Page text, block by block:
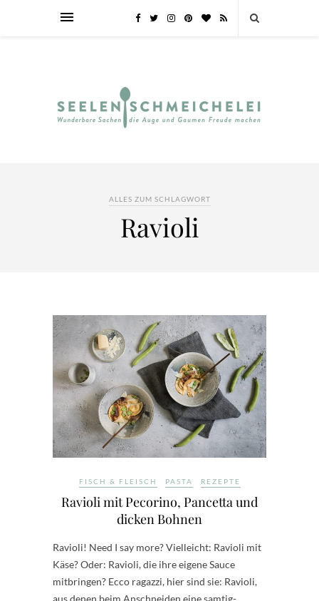
ALLES ZUM SCHLAGWORT
Ravioli
FISCH & FLEISCH PASTA REZEPTE
Ravioli mit Pecorino, Pancetta und
dicken Bohnen
Ravioli! Need I say more? Vielleicht: Ravioli mit
Käse? Oder: Ravioli, die ihre eigene Sauce
mitbringen? Ecco ragazzi, hier sind sie: Ravioli,
aus denen beim Anschneiden eine samtig-